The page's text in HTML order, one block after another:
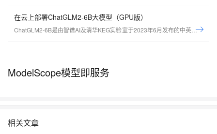
在云上部署ChatGLM2-6B大模型（GPU版）
ChatGLM2-6B是由智谱AI及清华KEG实验室于2023年6月发布的中英双语
ModelScope模型即服务
相关文章